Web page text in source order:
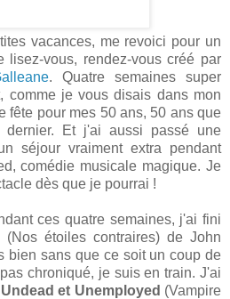
vacances, me revoici pour un
lisez-vous, rendez-vous créé par
. Quatre semaines super
comme je vous disais dans mon
fête pour mes 50 ans, 50 ans que
Et j'ai aussi passé une
séjour vraiment extra pendant
comédie musicale magique. Je
dès que je pourrai !
ces quatre semaines, j'ai fini
(Nos étoiles contraires) de John
bien sans que ce soit un coup de
chroniqué, je suis en train. J'ai
et Unemployed (Vampire